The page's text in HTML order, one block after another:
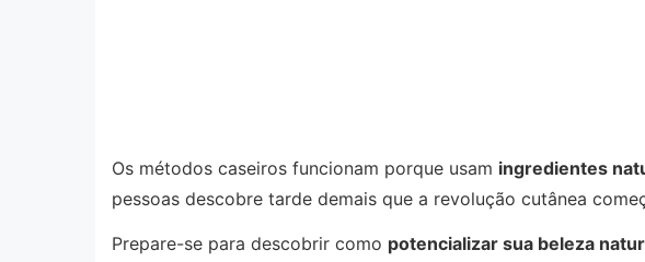
Os métodos caseiros funcionam porque usam ingredientes
pessoas descobre tarde demais que a revolução cutânea
Prepare-se para descobrir como potencializar sua beleza